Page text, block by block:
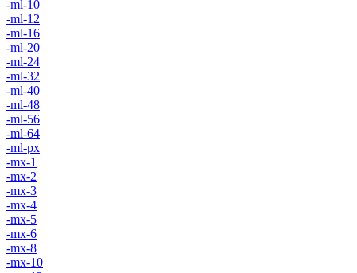
-ml-10
-ml-12
-ml-16
-ml-20
-ml-24
-ml-32
-ml-40
-ml-48
-ml-56
-ml-64
-ml-px
-mx-1
-mx-2
-mx-3
-mx-4
-mx-5
-mx-6
-mx-8
-mx-10